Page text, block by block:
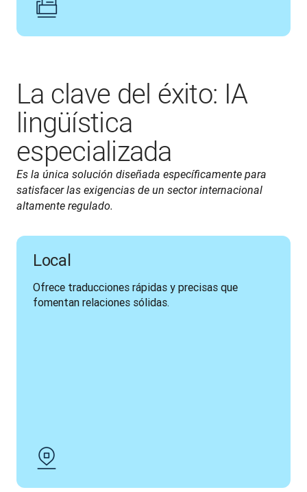
La clave del éxito: IA
lingüística
especializada
Es la única solución diseñada específicamente para
satisfacer las exigencias de un sector internacional
altamente regulado.
Local
Ofrece traducciones rápidas y precisas que
fomentan relaciones sólidas.